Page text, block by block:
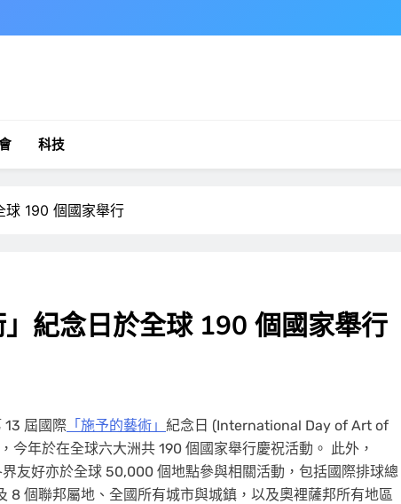
科技
球 190 個國家舉行
紀念日於全球 190 個國家舉行
屆國際 「施予的藝術」 紀念日 (International Day of Art of
今年於在全球六大洲共 190 個國家舉行慶祝活動。 此外，
友好亦於全球 50,000 個地點參與相關活動，包括國際排球總
8 個聯邦屬地、全國所有城市與城鎮，以及奧裡薩邦所有地區